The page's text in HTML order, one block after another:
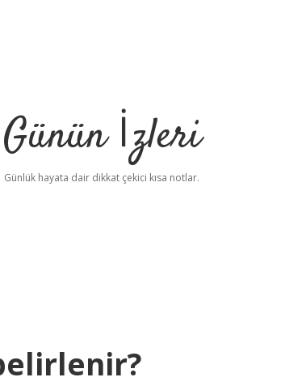
Günün İzleri
Günlük hayata dair dikkat çekici kısa notlar.